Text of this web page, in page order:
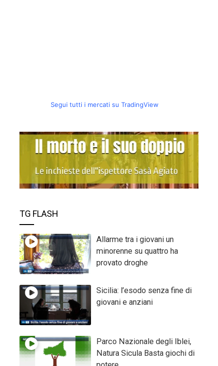
Segui tutti i mercati su TradingView
TG FLASH
Allarme tra i giovani un
minorenne su quattro ha
provato droghe
Sicilia: l’esodo senza fine di
giovani e anziani
Parco Nazionale degli Iblei,
Natura Sicula Basta giochi di